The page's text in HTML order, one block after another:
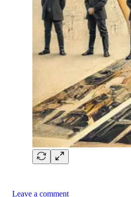
Leave a comment